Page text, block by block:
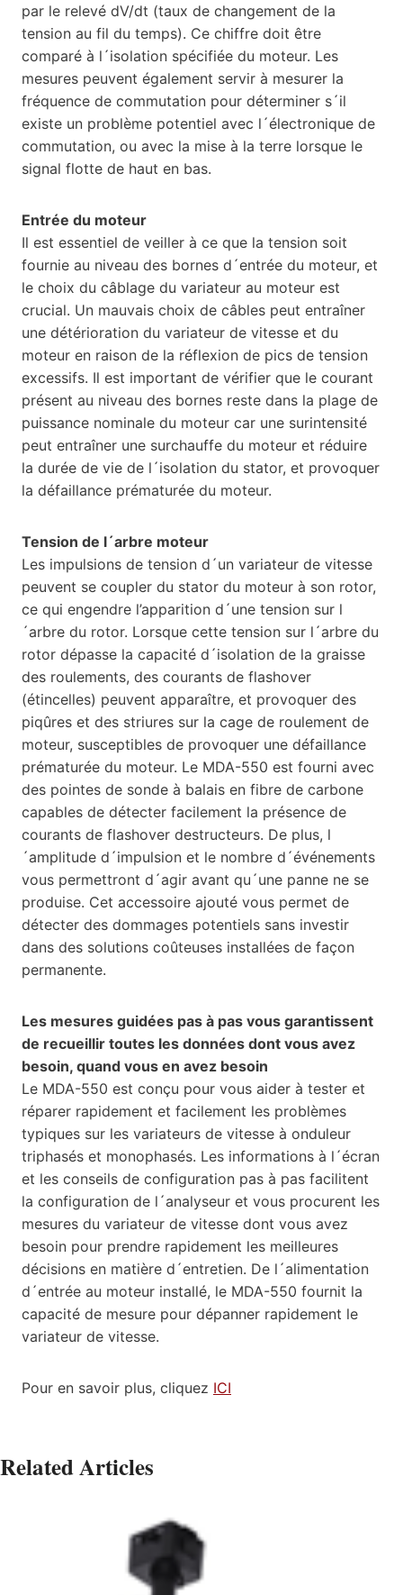
par le relevé dV/dt (taux de changement de la
tension au fil du temps). Ce chiffre doit être
comparé à l´isolation spécifiée du moteur. Les
mesures peuvent également servir à mesurer la
fréquence de commutation pour déterminer s´il
existe un problème potentiel avec l´électronique de
commutation, ou avec la mise à la terre lorsque le
signal flotte de haut en bas.
Entrée du moteur
Il est essentiel de veiller à ce que la tension soit
fournie au niveau des bornes d´entrée du moteur, et
le choix du câblage du variateur au moteur est
crucial. Un mauvais choix de câbles peut entraîner
une détérioration du variateur de vitesse et du
moteur en raison de la réflexion de pics de tension
excessifs. Il est important de vérifier que le courant
présent au niveau des bornes reste dans la plage de
puissance nominale du moteur car une surintensité
peut entraîner une surchauffe du moteur et réduire
la durée de vie de l´isolation du stator, et provoquer
la défaillance prématurée du moteur.
Tension de l´arbre moteur
Les impulsions de tension d´un variateur de vitesse
peuvent se coupler du stator du moteur à son rotor,
ce qui engendre l’apparition d´une tension sur l
´arbre du rotor. Lorsque cette tension sur l´arbre du
rotor dépasse la capacité d´isolation de la graisse
des roulements, des courants de flashover
(étincelles) peuvent apparaître, et provoquer des
piqûres et des striures sur la cage de roulement de
moteur, susceptibles de provoquer une défaillance
prématurée du moteur. Le MDA-550 est fourni avec
des pointes de sonde à balais en fibre de carbone
capables de détecter facilement la présence de
courants de flashover destructeurs. De plus, l
´amplitude d´impulsion et le nombre d´événements
vous permettront d´agir avant qu´une panne ne se
produise. Cet accessoire ajouté vous permet de
détecter des dommages potentiels sans investir
dans des solutions coûteuses installées de façon
permanente.
Les mesures guidées pas à pas vous garantissent
de recueillir toutes les données dont vous avez
besoin, quand vous en avez besoin
Le MDA-550 est conçu pour vous aider à tester et
réparer rapidement et facilement les problèmes
typiques sur les variateurs de vitesse à onduleur
triphasés et monophasés. Les informations à l´écran
et les conseils de configuration pas à pas facilitent
la configuration de l´analyseur et vous procurent les
mesures du variateur de vitesse dont vous avez
besoin pour prendre rapidement les meilleures
décisions en matière d´entretien. De l´alimentation
d´entrée au moteur installé, le MDA-550 fournit la
capacité de mesure pour dépanner rapidement le
variateur de vitesse.
Pour en savoir plus, cliquez ICI
Related Articles